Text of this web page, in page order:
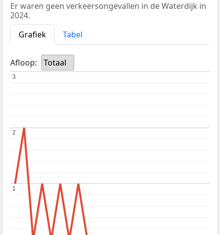
Er waren geen verkeersongevallen in de Waterdijk in
2024.
Grafiek
Tabel
Afloop: Totaal
1
1
2
2
3
3